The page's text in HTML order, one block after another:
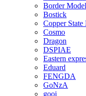
Border Model
Bostick
Copper State
Cosmo
Dragon
DSPIAE
Eastern
Eduard
FENGDA
GoNzA
gooi